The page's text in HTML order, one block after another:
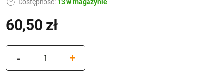
60,50 zł
Dostępność: 13 w magazynie
-
Kapliczka
+